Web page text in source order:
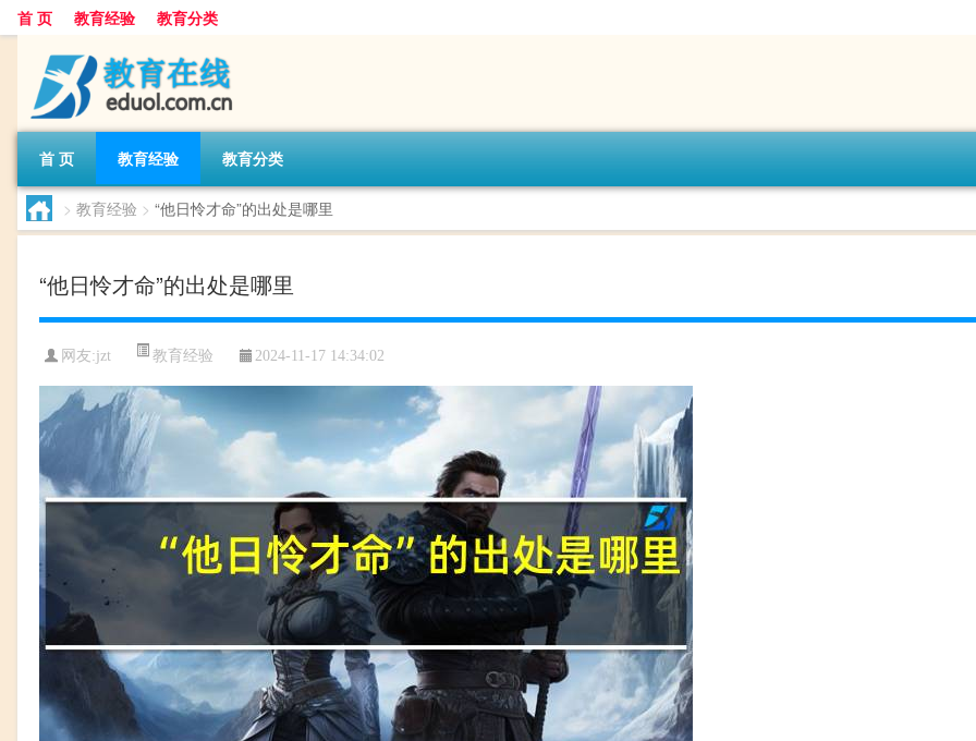
首 页 教育经验 教育分类
首 页 教育经验 教育分类
> 教育经验 > “他日怜才命”的出处是哪里
“他日怜才命”的出处是哪里
网友:jzt 教育经验 2024-11-17 14:34:02